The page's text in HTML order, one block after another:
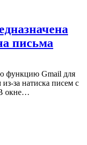
письма
функцию Gmail для
за натиска писем с
окне…